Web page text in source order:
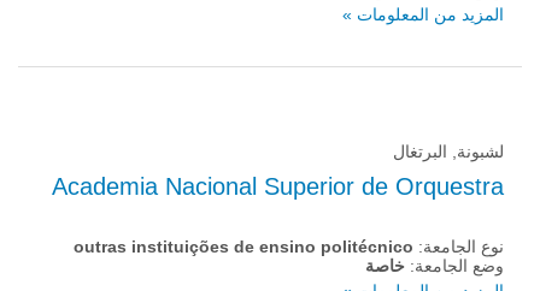
المزيد من المعلومات »
لشبونة, البرتغال
Academia Nacional Superior de Orquestra
نوع الجامعة: outras instituições de ensino politécnico
وضع الجامعة: خاصة